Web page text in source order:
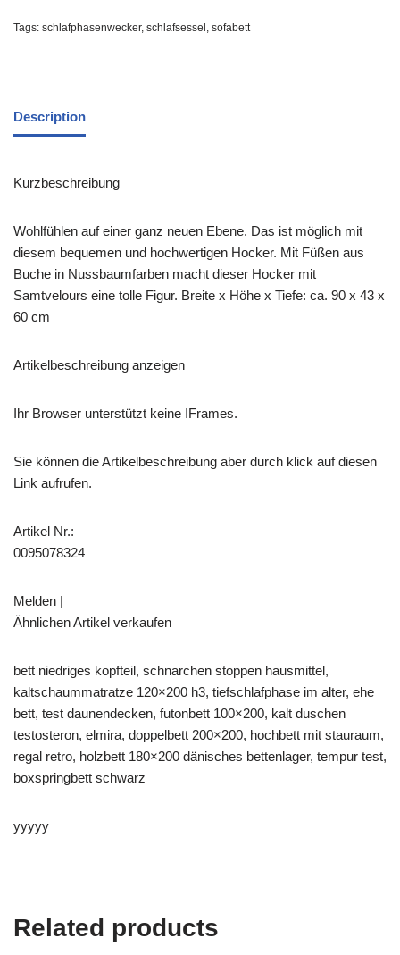
Tags: schlafphasenwecker, schlafsessel , sofabett
Description
Kurzbeschreibung
Wohlfühlen auf einer ganz neuen Ebene. Das ist möglich mit
diesem bequemen und hochwertigen Hocker. Mit Füßen aus
Buche in Nussbaumfarben macht dieser Hocker mit
Samtvelours eine tolle Figur. Breite x Höhe x Tiefe: ca. 90 x 43 x
60 cm
Artikelbeschreibung anzeigen
Ihr Browser unterstützt keine IFrames.
Sie können die Artikelbeschreibung aber durch klick auf diesen
Link aufrufen.
Artikel Nr.:
0095078324
Melden |
Ähnlichen Artikel verkaufen
bett niedriges kopfteil, schnarchen stoppen hausmittel,
kaltschaummatratze 120×200 h3, tiefschlafphase im alter, ehe
bett, test daunendecken, futonbett 100×200, kalt duschen
testosteron, elmira, doppelbett 200×200, hochbett mit stauraum,
regal retro, holzbett 180×200 dänisches bettenlager, tempur test,
boxspringbett schwarz
yyyyy
Related products